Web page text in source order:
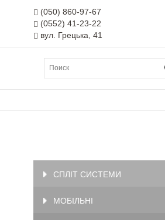
(050) 860-97-67
(0552) 41-23-22
вул. Грецька, 41
СПЛІТ СИСТЕМИ
МОБІЛЬНІ